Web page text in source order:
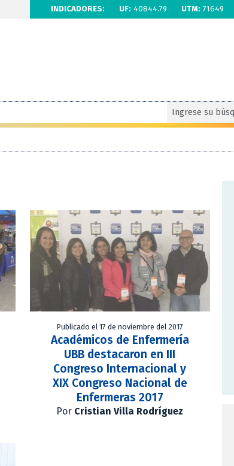
INDICADORES: UF: 40844.79 UTM: 71649
Publicado el 17 de noviembre del 2017
Académicos de Enfermería
UBB destacaron en III
Congreso Internacional y
XIX Congreso Nacional de
Enfermeras 2017
Por Cristian Villa Rodríguez